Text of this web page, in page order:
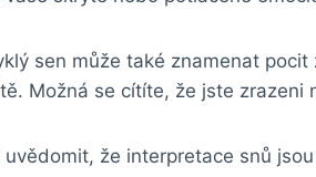
sen může také znamenat
Možná se cítíte, že jste zrazeni
že interpretace snů